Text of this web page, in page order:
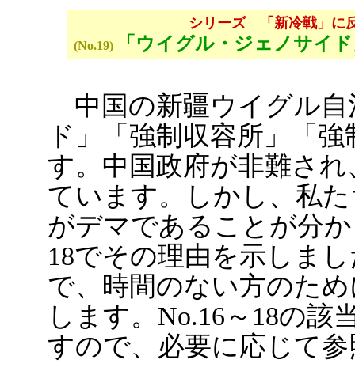
シリーズ 「新冷戦」に
(No.19) 「ウイグル・ジェノサイ
中国の新疆ウイグル自
ド」「強制収容所」「
す。中国政府が非難さ
ています。しかし、私
がデマであることが分
18でその理由を示しま
で、時間のない方のた
します。No.16～18の該
すので、必要に応じて